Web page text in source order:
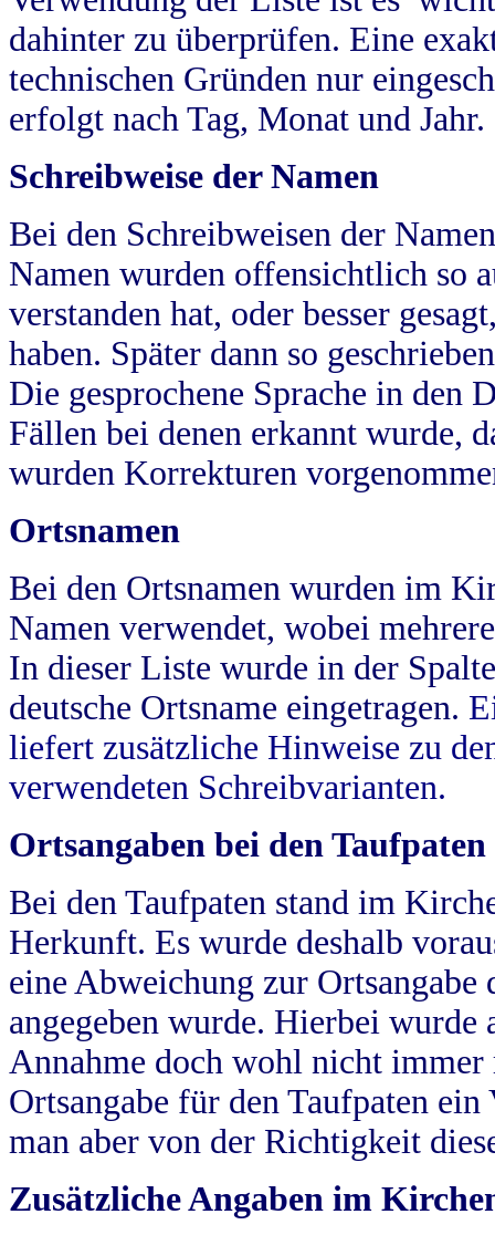
dahinter zu überprüfen. Eine
technischen Gründen nur
erfolgt nach Tag, Monat und Jahr.
Schreibweise der Namen
Bei den Schreibweisen der
Namen wurden offensichtlich so
verstanden hat, oder besser
haben. Später dann so
Die gesprochene Sprache in
Fällen bei denen erkannt wurde,
wurden Korrekturen
Ortsnamen
Bei den Ortsnamen wurden im
Namen verwendet, wobei
In dieser Liste wurde in der
deutsche Ortsname eingetragen.
liefert zusätzliche Hinweise zu
verwendeten Schreibvarianten.
Ortsangaben bei den Taufpaten
Bei den Taufpaten stand im
Herkunft. Es wurde deshalb
eine Abweichung zur
angegeben wurde. Hierbei wurde
Annahme doch wohl nicht
Ortsangabe für den Taufpaten
man aber von der Richtigkeit
Zusätzliche Angaben im